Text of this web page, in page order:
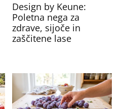
Design by Keune:
Poletna nega za
zdrave, sijoče in
zaščitene lase